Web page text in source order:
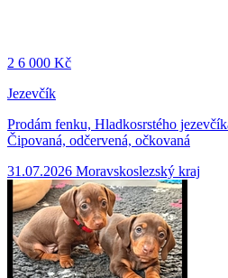
2 6 000 Kč
Jezevčík
Prodám fenku, Hladkosrstého
Čipovaná, odčervená, očkovaná
31.07.2026 Moravskoslezský kraj